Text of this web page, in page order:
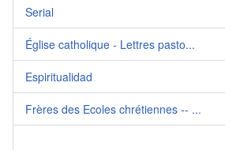
Serial
Église catholique - Lettres pasto...
Espiritualidad
Frères des Ecoles chrétiennes -- ...